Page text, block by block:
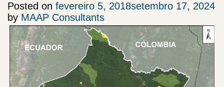
Posted on fevereiro 5, 2018setembro 17, 2024
by MAAP Consultants